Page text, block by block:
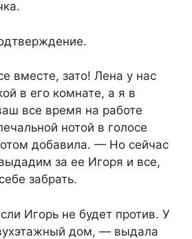
вместе, зато! Лена у нас
в его комнате, а я в
все время на работе
нотой в голосе
добавила. — Но сейчас
за ее Игоря и все,
забрать.
Игорь не будет против. У
дом, — выдала